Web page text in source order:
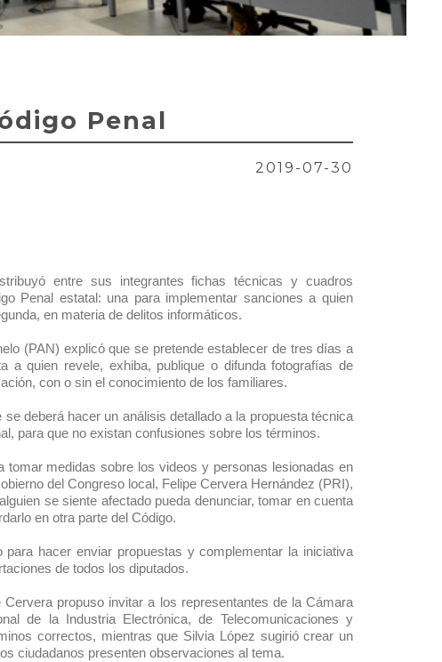
Penal
2019-07-30
entre sus integrantes fichas técnicas y cuadros
Penal estatal: una para implementar sanciones a quien
en materia de delitos informáticos.
(PAN) explicó que se pretende establecer de tres días a
quien revele, exhiba, publique o difunda fotografías de
con o sin el conocimiento de los familiares.
deberá hacer un análisis detallado a la propuesta técnica
para que no existan confusiones sobre los términos.
tomar medidas sobre los videos y personas lesionadas en
del Congreso local, Felipe Cervera Hernández (PRI),
se siente afectado pueda denunciar, tomar en cuenta
en otra parte del Código.
hacer enviar propuestas y complementar la iniciativa
de todos los diputados.
propuso invitar a los representantes de la Cámara
de la Industria Electrónica, de Telecomunicaciones y
correctos, mientras que Silvia López sugirió crear un
ciudadanos presenten observaciones al tema.